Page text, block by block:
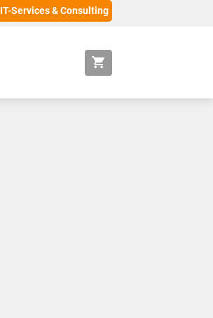
IT-Services & Consulting